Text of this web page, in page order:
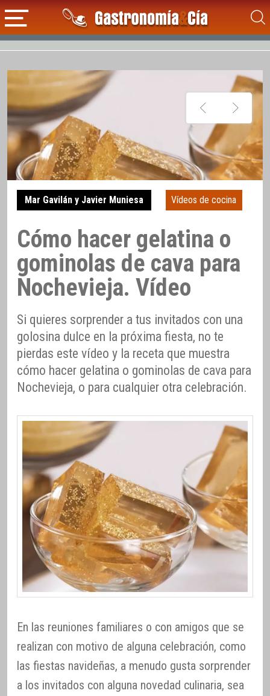
Mar Gavilán y Javier Muniesa Vídeos de cocina
Cómo hacer gelatina o
gominolas de cava para
Nochevieja. Vídeo
Si quieres sorprender a tus invitados con una
golosina dulce en la próxima fiesta, no te
pierdas este vídeo y la receta que muestra
cómo hacer gelatina o gominolas de cava para
Nochevieja, o para cualquier otra celebración.
En las reuniones familiares o con amigos que se
realizan con motivo de alguna celebración, como
las fiestas navideñas, a menudo gusta sorprender
a los invitados con alguna novedad culinaria, sea